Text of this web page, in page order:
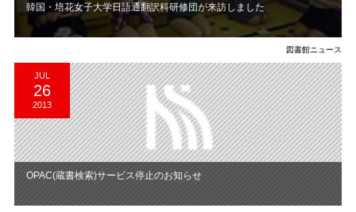
韓国・培花女子大学日語通翻訳科研修団が来訪しました
図書館ニュース
JUL
26
2013
OPAC(蔵書検索)サービス停止のお知らせ